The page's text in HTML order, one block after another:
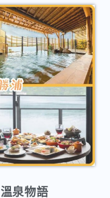
泉物語
山住宿
物語 Premium 越之
塑並正式開幕。這間
房客能夠享受勝浦